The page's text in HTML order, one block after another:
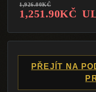
1,926.00KČ
1,251.90KČ
PŘEJÍT NA